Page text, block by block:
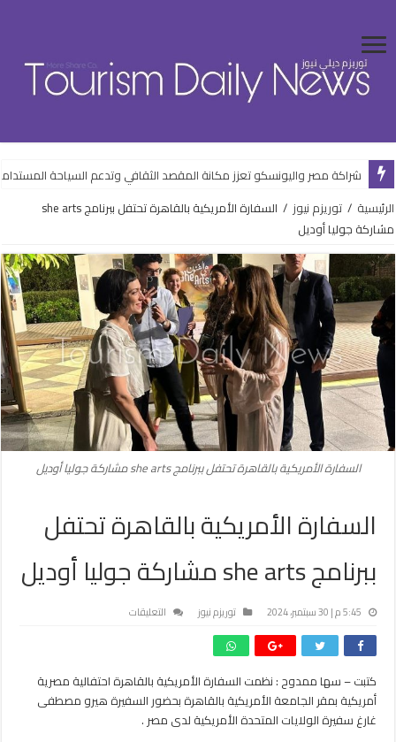
شراكة مصر واليونسكو تعزز مكانة المقصد الثقافي وتدعم السياحة
الرئيسية / توريزم نيوز /
السفارة الأمريكية بالقاهرة تحتفل ببرنامج she arts
مشاركة جوليا أوديل
السفارة الأمريكية بالقاهرة تحتفل ببرنامج she arts مشاركة جوليا أوديل
السفارة الأمريكية بالقاهرة تحتفل
ببرنامج she arts مشاركة جوليا أوديل
5:45 م | 30 سبتمبر، 2024 توريزم نيوز التعليقات
تحتفل
ببرنامج
كتبت – سها ممدوح : نظمت السفارة الأمريكية بالقاهرة احتفالية مصرية
أمريكية بمقر الجامعة الأمريكية بالقاهرة بحضور السفيرة هيرو مصطفى
غارغ سفيرة الولايات المتحدة الأمريكية لدى مصر .